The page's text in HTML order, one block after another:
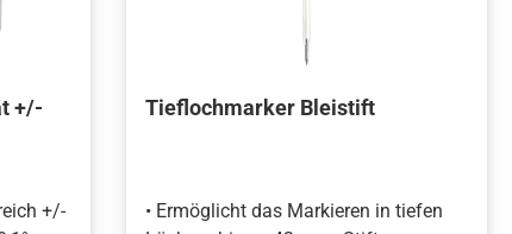
+/-
+/-
Tieflochmarker Bleistift
• Ermöglicht das Markieren in tiefen